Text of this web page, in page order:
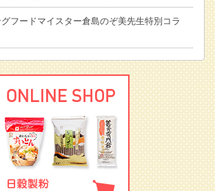
フードマイスター倉島のぞ美先生特別コラ